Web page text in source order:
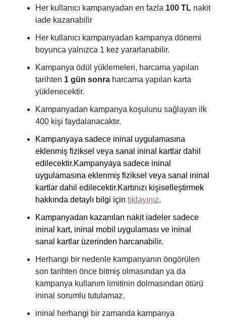
Her kullanıcı kampanyadan en fazla 100 TL nakit
iade kazanabilir
Her kullanıcı kampanyadan kampanya dönemi
boyunca yalnızca 1 kez yararlanabilir.
Kampanya ödül yüklemeleri, harcama yapılan
tarihten 1 gün sonra harcama yapılan karta
yüklenecektir.
Kampanyadan kampanya koşulunu sağlayan ilk
400 kişi faydalanacaktır.
Kampanyaya sadece ininal uygulamasına
eklenmiş fiziksel veya sanal ininal kartlar dahil
edilecektir.Kampanyaya sadece ininal
uygulamasına eklenmiş fiziksel veya sanal ininal
kartlar dahil edilecektir.Kartınızı kişiselleştirmek
hakkında detaylı bilgi için tıklayınız.
Kampanyadan kazanılan nakit iadeler sadece
ininal kart, ininal mobil uygulaması ve ininal
sanal kartlar üzerinden harcanabilir.
Herhangi bir nedenle kampanyanın öngörülen
son tarihten önce bitmiş olmasından ya da
kampanya kullanım limitinin dolmasından ötürü
ininal sorumlu tutulamaz.
ininal herhangi bir zamanda kampanya